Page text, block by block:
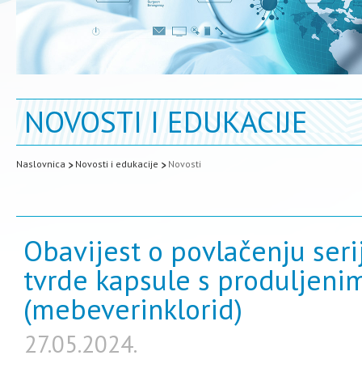
NOVOSTI I EDUKACIJE
Naslovnica Novosti i edukacije Novosti
Obavijest o povlačenju
tvrde kapsule s
(mebeverinklorid)
27.05.2024.